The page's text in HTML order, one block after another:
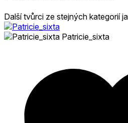
Další tvůrci ze stejných kategorií
Patricie_sixta